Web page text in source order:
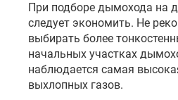
При подборе дымохода на
следует экономить. Не
выбирать более
начальных участках
наблюдается самая
выхлопных газов.